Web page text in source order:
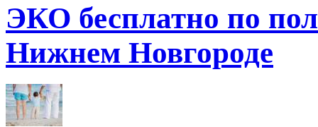
ЭКО бесплатно по
Нижнем Новгороде